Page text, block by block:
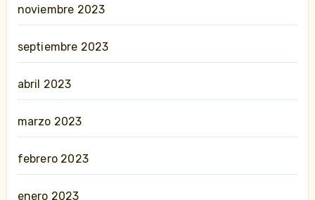
noviembre 2023
septiembre 2023
abril 2023
marzo 2023
febrero 2023
enero 2023